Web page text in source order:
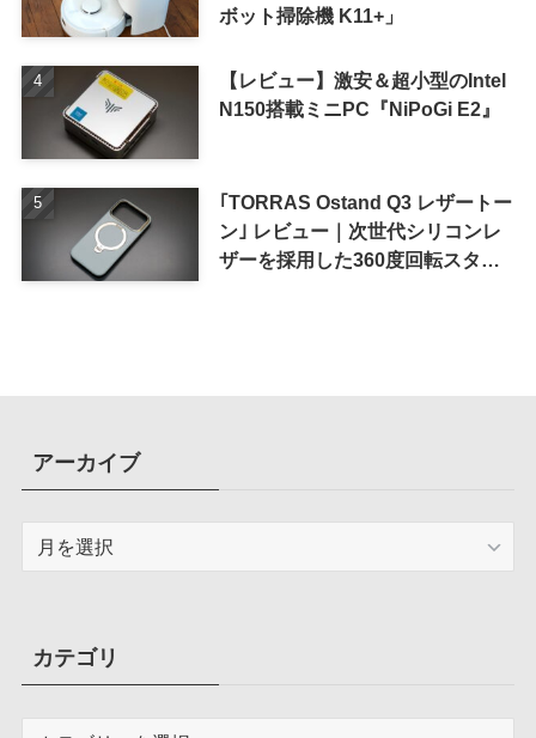
ボット掃除機 K11+」
【レビュー】激安＆超小型のIntel
N150搭載ミニPC『NiPoGi E2』
｢TORRAS Ostand Q3 レザートー
ン｣ レビュー｜次世代シリコンレ
ザーを採用した360度回転スタン
アーカイブ
ブカテゴリ